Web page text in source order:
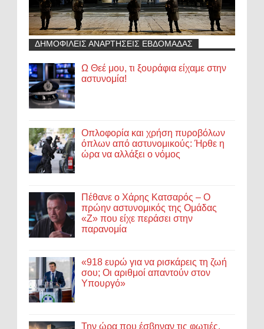
ΔΗΜΟΦΙΛΕΙΣ ΑΝΑΡΤΗΣΕΙΣ ΕΒΔΟΜΑΔΑΣ
Ω Θεέ μου, τι ξουράφια είχαμε στην
αστυνομία!
Οπλοφορία και χρήση πυροβόλων
όπλων από αστυνομικούς: Ήρθε η
ώρα να αλλάξει ο νόμος
Πέθανε ο Χάρης Κατσαρός – Ο
πρώην αστυνομικός της Ομάδας
«Ζ» που είχε περάσει στην
παρανομία
«918 ευρώ για να ρισκάρεις τη ζωή
σου; Οι αριθμοί απαντούν στον
Υπουργό»
Την ώρα που έσβηναν τις φωτιές,